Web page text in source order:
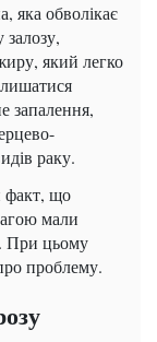
яка обволікає
який легко
запалення,
раку.
факт, що
мали
При цьому
проблему.